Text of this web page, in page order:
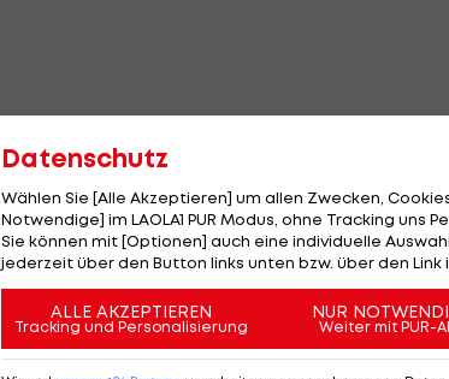
Datenschutz
Wählen Sie [Alle Akzeptieren] um allen Zwecken,
Notwendige] im LAOLA1 PUR Modus, ohne Tracking uns
Sie können mit [Optionen] auch eine individuelle
jederzeit über den Button links unten bzw. über den Link
ALLE AKZEPTIEREN
Tracking und Personalisierung
NUR
Weiter mit PUR-